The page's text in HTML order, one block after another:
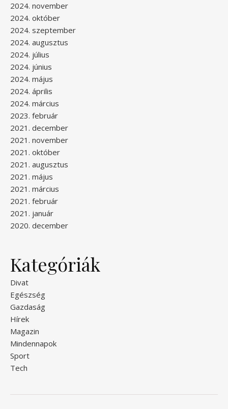
2024. november
2024. október
2024. szeptember
2024. augusztus
2024. július
2024. június
2024. május
2024. április
2024. március
2023. február
2021. december
2021. november
2021. október
2021. augusztus
2021. május
2021. március
2021. február
2021. január
2020. december
Kategóriák
Divat
Egészség
Gazdaság
Hírek
Magazin
Mindennapok
Sport
Tech